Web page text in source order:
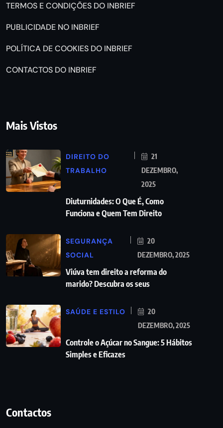
TERMOS E CONDIÇÕES DO INBRIEF
PUBLICIDADE NO INBRIEF
POLÍTICA DE COOKIES DO INBRIEF
CONTACTOS DO INBRIEF
Mais Vistos
DIREITO DO
TRABALHO
21
DEZEMBRO,
2025
Diuturnidades: O Que É, Como
Funciona e Quem Tem Direito
SEGURANÇA
SOCIAL
20
DEZEMBRO, 2025
Viúva tem direito a reforma do
marido? Descubra os seus
SAÚDE E ESTILO
20
DEZEMBRO, 2025
Controle o Açúcar no Sangue: 5 Hábitos
Simples e Eficazes
Contactos